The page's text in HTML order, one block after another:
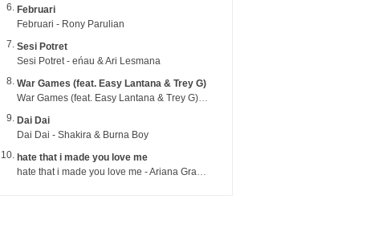
Februari
Februari - Rony Parulian
Sesi Potret
Sesi Potret - eńau & Ari Lesmana
War Games (feat. Easy Lantana & Trey G)
War Games (feat. Easy Lantana & Trey G) - Trub
Dai Dai
Dai Dai - Shakira & Burna Boy
hate that i made you love me
hate that i made you love me - Ariana Grande